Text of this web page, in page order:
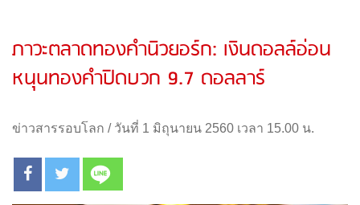
ภาวะตลาดทองคำนิวยอร์ก: เงินดอลล์อ่อน
หนุนทองคำปิดบวก 9.7 ดอลลาร์
ข่าวสารรอบโลก / วันที่ 1 มิถุนายน 2560 เวลา 15.00 น.